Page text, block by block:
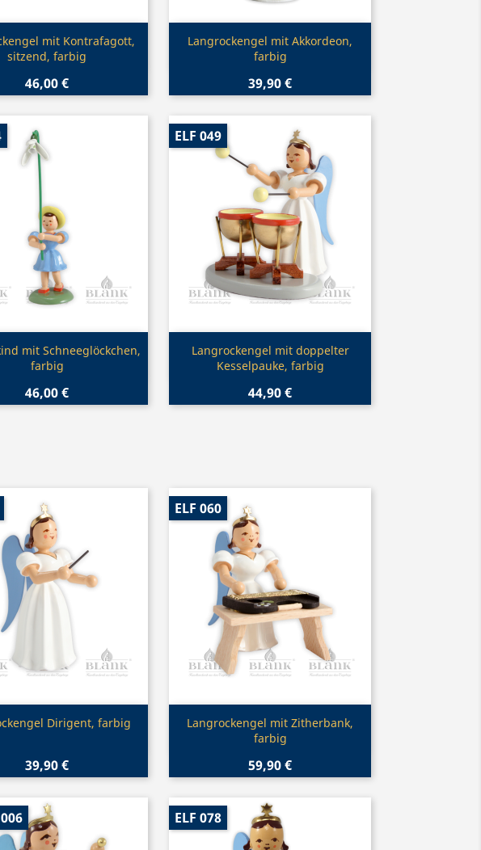
Vorschau
mit Kontrafagott,
sitzend, farbig
46,00 €
Vorschau
Langrockengel mit Akkordeon,
farbig
39,90 €
Vorschau
mit Schneeglöckchen,
farbig
46,00 €
Vorschau
Langrockengel mit doppelter
Kesselpauke, farbig
44,90 €
ELF 049
Vorschau
Dirigent, farbig
39,90 €
Vorschau
Langrockengel mit Zitherbank,
farbig
59,90 €
ELF 060
ELF 078